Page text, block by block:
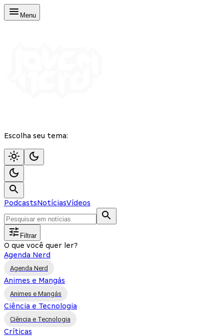
Menu
Escolha seu tema:
PodcastsNotíciasVídeos
Filtrar
O que você quer ler?
Agenda Nerd
Agenda Nerd
Animes e Mangás
Animes e Mangás
Ciência e Tecnologia
Ciência e Tecnologia
Críticas